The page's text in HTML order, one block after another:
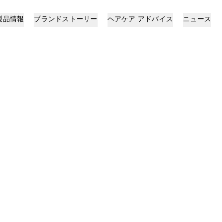
品情報 ブランドストーリー ヘアケア アドバイス​ ニュース